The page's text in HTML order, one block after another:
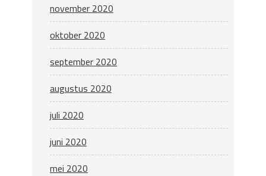
november 2020
oktober 2020
september 2020
augustus 2020
juli 2020
juni 2020
mei 2020